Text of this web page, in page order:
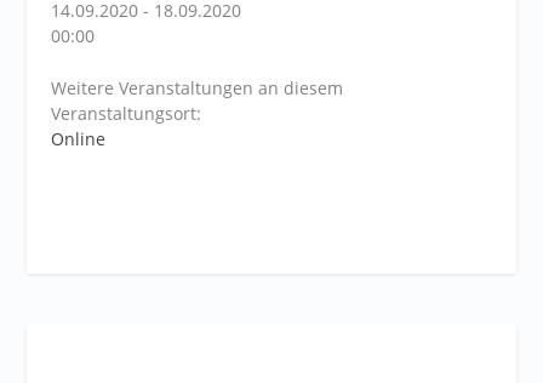
14.09.2020 - 18.09.2020
00:00
Weitere Veranstaltungen an diesem
Veranstaltungsort:
Online